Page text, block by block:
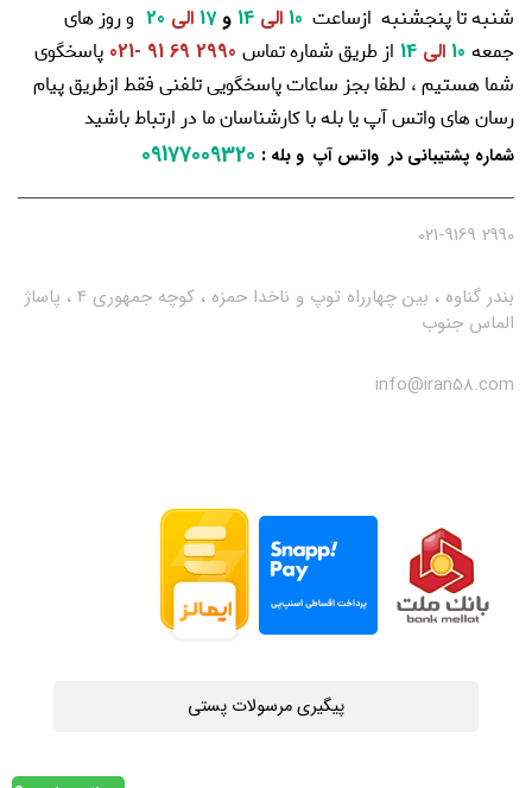
شنبه تا پنجشنبه ازساعت 10 الی و17 الی
و روز های
جمعه
الی از طریق شماره تماس 2990 69 91 -021
پاسخگوی
شما هستیم ، لطفا بجز ساعات پاسخگویی تلفنی فقط ازطریق پیام
رسان های واتس آپ یا بله با کارشناسان ما در ارتباط باشید
شماره پشتیبانی در واتس آپ و بله :
09177009320
2990 021-9169
بندر گناوه ، بین چهارراه توپ و ناخدا حمزه ، کوچه جمهوری 4 ، پاساژ
الماس جنوب
info@iran58.com
پیگیری مرسولات پستی